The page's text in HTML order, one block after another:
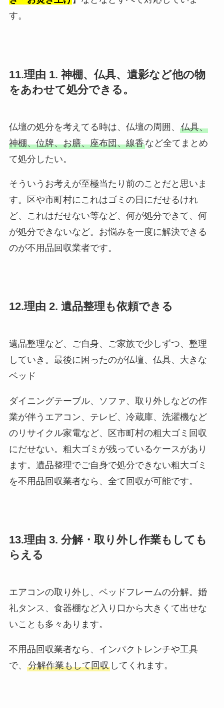
す。
11.理由 1. 神棚、仏具、遺影など他の物
をあわせて処分できる。
仏壇の処分を考えてる時は、仏壇の周囲、 仏具、
神棚、位牌、お膳、座布団、線香など全てまとめ
て処分したい。
そういうお考えが至極当たり前のことだと思いま
す。区や市町村にこれはゴミの日にだせるけれ
ど、これはだせない等など、何が処分できて、何
が処分できないなど。お悩みを一度に解決できる
のが不用品回収業者です。
12.理由 2. 遺品整理も依頼できる
遺品整理など、ご自身、ご家族で少しずつ、整理
していき。最後に困ったのが仏壇、仏具、大きな
ベッド
ダイニングテーブル、ソファ、取り外しなどの作
業が伴うエアコン、テレビ、冷蔵庫、洗濯機など
のリサイクル家電など、区市町村の粗大ゴミ回収
にだせない。粗大ゴミが残っているケースがあり
ます。遺品整理でご自身で処分できない粗大ゴミ
を不用品回収業者なら、全て回収が可能です。
13.理由 3. 分解・取り外し作業もしても
らえる
エアコンの取り外し、ベッドフレームの分解。婚
礼タンス、食器棚など入り口から大きくて出せな
いことも多々あります。
不用品回収業者なら、インパクトレンチや工具
で、 分解作業もして回収してくれます。